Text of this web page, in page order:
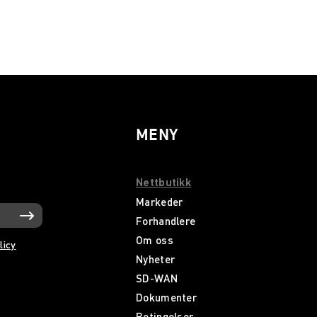
MENY
Nettbutikk
Markeder
Forhandlere
Om oss
Nyheter
SD-WAN
Dokumenter